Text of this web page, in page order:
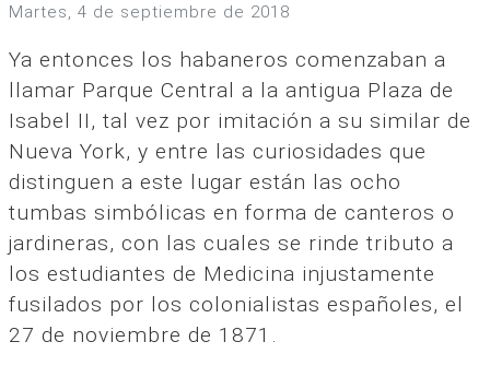
martes, 4 de septiembre de 2018
Ya entonces los habaneros comenzaban a
llamar Parque Central a la antigua Plaza de
Isabel II, tal vez por imitación a su similar de
Nueva York, y entre las curiosidades que
distinguen a este lugar están las ocho
tumbas simbólicas en forma de canteros o
jardineras, con las cuales se rinde tributo a
los estudiantes de Medicina injustamente
fusilados por los colonialistas españoles, el
27 de noviembre de 1871.